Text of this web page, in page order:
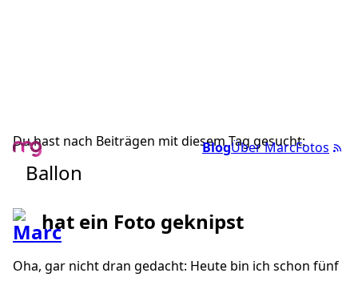
BlogÜber MarcFotos
Du hast nach Beiträgen mit diesem Tag gesucht:
Ballon
hat ein Foto geknipst
Oha, gar nicht dran gedacht: Heute bin ich schon fünf